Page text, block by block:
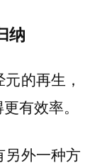
纳
的再生，
有效率。
另外一种方